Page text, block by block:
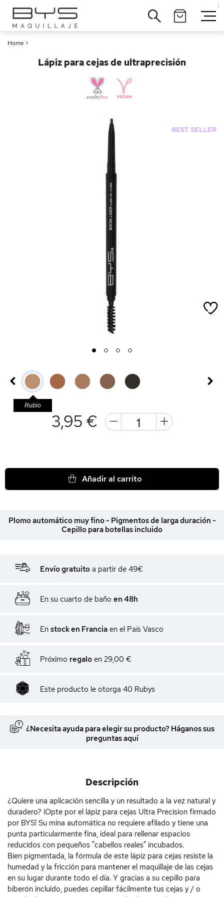
|
Home >
Lápiz para cejas de ultraprecisión
1 2 3 4
3,95 €
Añadir al carrito
Plomo automático muy fino - Pigmentos de larga duración -
Cepillo para botellas incluido
Envío gratuito a partir de 49€
En su cuarto de baño en 48h
En stock en Francia en el País Vasco
Próximo regalo en 29,00 €
Este producto le otorga 40 Rubys
¿Necesita ayuda para elegir su producto? Háganos sus
preguntas aquí
Descripción
¿Quiere una aplicación sencilla y un resultado a la vez natural y
duradero? ¡Opte por el lápiz para cejas Ultra Precision firmado
por BYS! Su mina automática no requiere afilado y tiene una
punta particularmente fina, ideal para rellenar espacios
reducidos con pequeños "cabellos reales" incubados.
Bien pigmentada, la fórmula de este lápiz para cejas resiste la
humedad y la fricción para mantener el maquillaje de las cejas
en su lugar durante todo el día. Y gracias a su cepillo para
biberón incluido, puedes cepillar fácilmente tus cejas y / o
Cerrar
Rubio